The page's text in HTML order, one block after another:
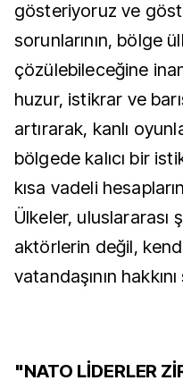
gösteriyoruz ve
sorunlarının, bölge
çözülebileceğine
huzur, istikrar ve
artırarak, kanlı
bölgede kalıcı bir
kısa vadeli
Ülkeler, uluslararası
aktörlerin değil,
vatandaşının
"NATO LİDERLER